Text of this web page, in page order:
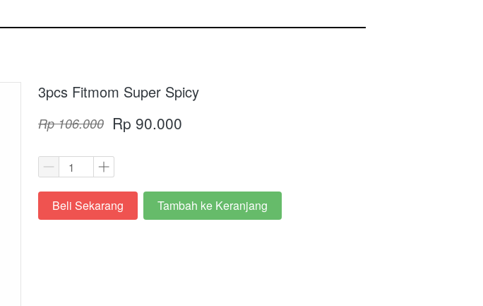
3pcs Fitmom Super Spicy
Rp 106.000 Rp 90.000
`Beli Sekarang `
Tambah ke Keranjang